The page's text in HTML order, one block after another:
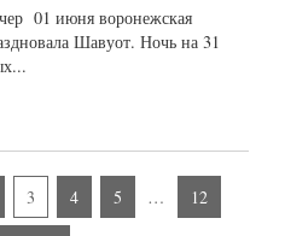
01 июня воронежская
Шавуот. Ночь на 31
3 4 5 … 12